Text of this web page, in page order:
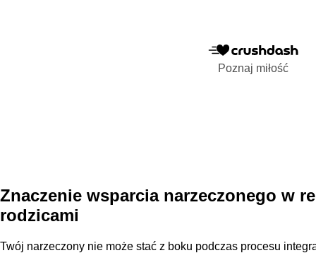
Poznaj miłość
Znaczenie wsparcia narzeczonego w
rodzicami
Twój narzeczony nie może stać z boku podczas procesu